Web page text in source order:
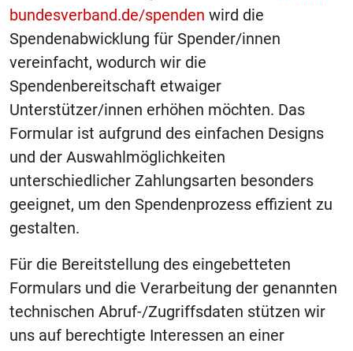
bundesverband.de/spenden wird die
Spendenabwicklung für Spender/innen
vereinfacht, wodurch wir die
Spendenbereitschaft etwaiger
Unterstützer/innen erhöhen möchten. Das
Formular ist aufgrund des einfachen Designs
und der Auswahlmöglichkeiten
unterschiedlicher Zahlungsarten besonders
geeignet, um den Spendenprozess effizient zu
gestalten.
Für die Bereitstellung des eingebetteten
Formulars und die Verarbeitung der genannten
technischen Abruf-/Zugriffsdaten stützen wir
uns auf berechtigte Interessen an einer